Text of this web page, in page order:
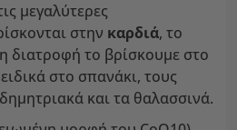
μεγαλύτερες
στην καρδιά, το
διατροφή το βρίσκουμε στο
στο σπανάκι, τους
και τα θαλασσινά.